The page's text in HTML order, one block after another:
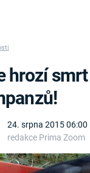
DÁVNOVĚKU
24. srpna 2015 06:00
redakce Prima Zoom
hrozí